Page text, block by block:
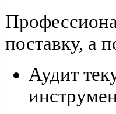
поставку, а
Аудит